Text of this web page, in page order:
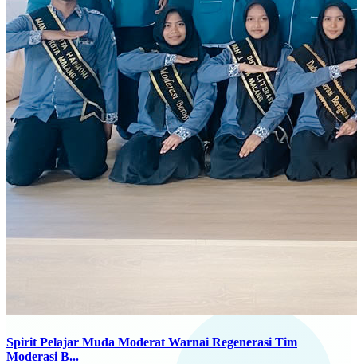
Spirit Pelajar Muda Moderat Warnai Regenerasi Tim
Moderasi B...